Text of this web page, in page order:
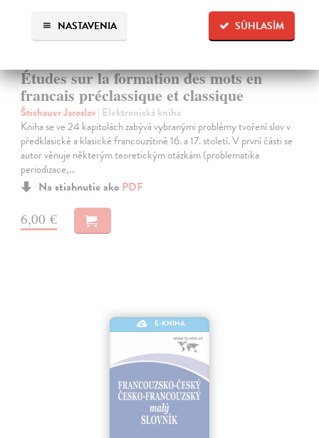
SÚHLASÍM
NASTAVENIA
Études sur la formation des mots en
francais préclassique et classique
Štichauer Jaroslav| Elektronická kniha
Kniha se ve 24 kapitolách zabývá vybranými problémy tvoření slov v
předklasické a klasické francouzštině 16. a 17. století. V první části se
autor věnuje některým teoretickým otázkám (problematika
periodizace,…
Na stiahnutie ako PDF
6,00 €
E-KNIHA